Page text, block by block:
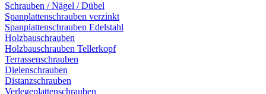
Schrauben / Nägel / Dübel
Spanplattenschrauben verzinkt
Spanplattenschrauben Edelstahl
Holzbauschrauben
Holzbauschrauben Tellerkopf
Terrassenschrauben
Dielenschrauben
Distanzschrauben
Verlegeplattenschrauben